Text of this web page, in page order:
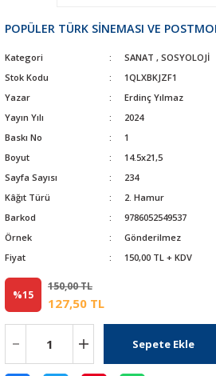
POPÜLER TÜRK SİNEMASI VE
Kategori SANAT , SOSYOLOJİ
Stok Kodu
1QLXBKJZF1
Yazar
Erdinç Yılmaz
Yayın Yılı
2024
Baskı No
1
Boyut
14.5x21,5
Sayfa Sayısı
234
Kâğıt Türü
2. Hamur
Barkod
9786052549537
Örnek
Gönderilmez
Fiyat
150,00 TL + KDV
%15
150,00 TL
127,50 TL
Sepete Ekle